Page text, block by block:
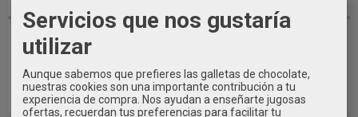
Lazo Pelo Pinza Bundi CALAMARO BABY
Añadir a Carrito
Servicios que nos gustaría
utilizar
Aunque sabemos que prefieres las galletas de chocolate,
nuestras cookies son una importante contribución a tu
experiencia de compra. Nos ayudan a enseñarte jugosas
ofertas, recuerdan tus preferencias para facilitar tu